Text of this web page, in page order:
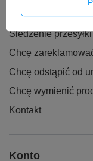
Status zamówienia
Śledzenie przesyłki
Chcę
Chcę odstąpić od
Chcę wymienić
Kontakt
Konto